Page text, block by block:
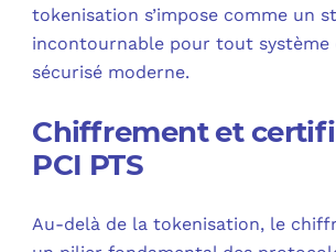
tokenisation s’impose comme un
incontournable pour tout système
sécurisé moderne.
Chiffrement et
PCI PTS
Au-delà de la tokenisation, le